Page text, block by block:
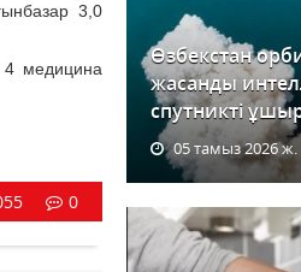
3,0
4 медицина
0
Өзбекстан
жасанды
спутникті
05 тамыз 2026 ж.